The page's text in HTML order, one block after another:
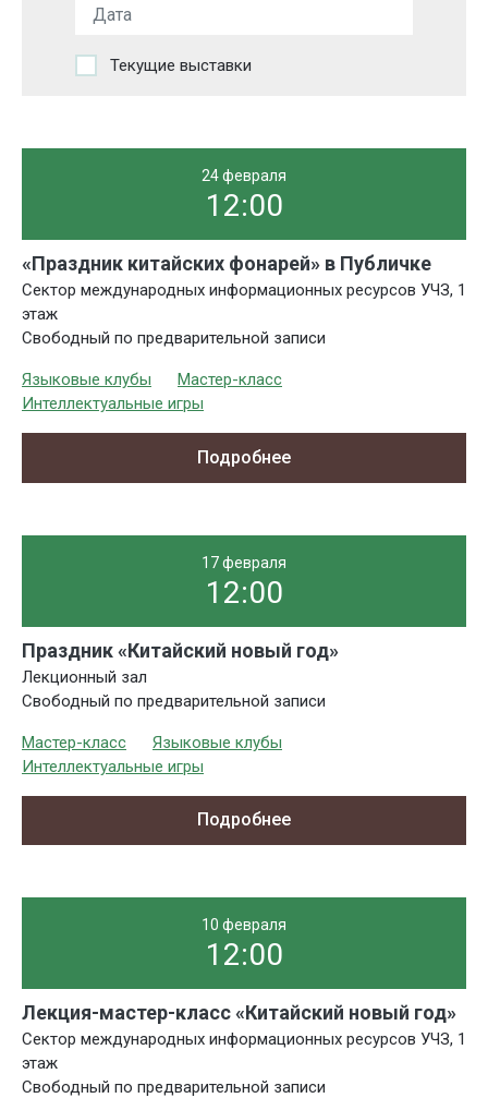
Текущие выставки
24 февраля
12:00
«Праздник китайских фонарей» в Публичке
Сектор международных информационных ресурсов УЧЗ, 1
этаж
Свободный по предварительной записи
Языковые клубы
Мастер-класс
Интеллектуальные игры
Подробнее
17 февраля
12:00
Праздник «Китайский новый год»
Лекционный зал
Свободный по предварительной записи
Мастер-класс
Языковые клубы
Интеллектуальные игры
Подробнее
10 февраля
12:00
Лекция-мастер-класс «Китайский новый год»
Сектор международных информационных ресурсов УЧЗ, 1
этаж
Свободный по предварительной записи